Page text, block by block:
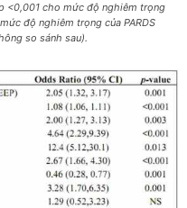
<0,001 cho mức độ nghiêm trọng
độ nghiêm trọng của PARDS
so sánh sau).